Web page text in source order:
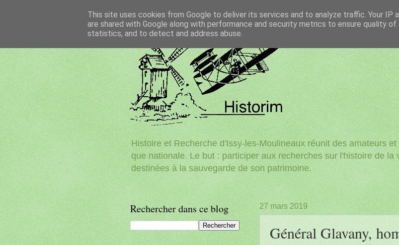
Histoire et Recherche d'Issy-les-Moulineaux réunit des amateurs
que nationale. Le but : participer aux recherches sur l'histoire de la
destinées à la sauvegarde de son patrimoine.
27 mars 2019
Général Glavany,
Rechercher dans ce blog
This site uses cookies from Google to deliver its services and to analyze traffic. Your IP
are shared with Google along with performance and security metrics to ensure quality of
statistics, and to detect and address abuse.